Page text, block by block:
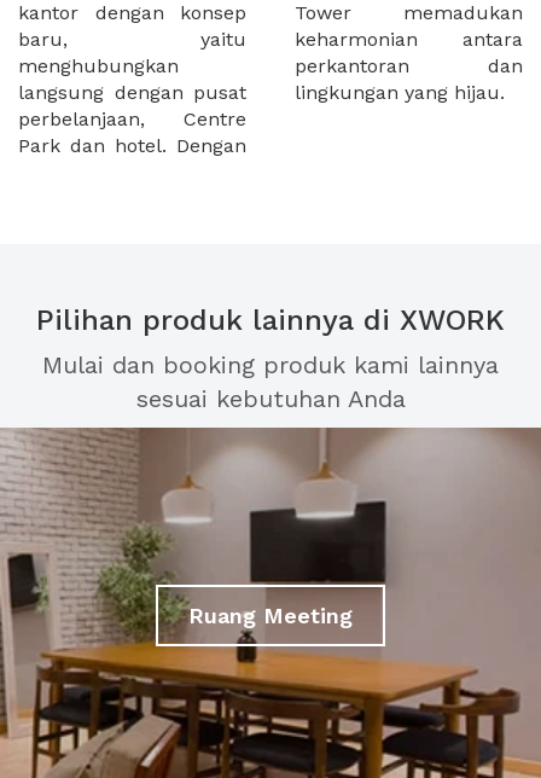
kantor dengan konsep
baru, yaitu
menghubungkan
langsung dengan pusat
perbelanjaan, Centre
Park dan hotel. Dengan
Tower memadukan
keharmonian antara
perkantoran dan
lingkungan yang hijau.
Pilihan produk lainnya di XWORK
Mulai dan booking produk kami lainnya
sesuai kebutuhan Anda
Ruang Meeting